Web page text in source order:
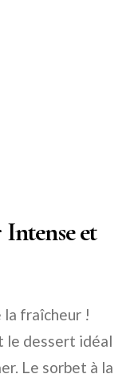
et
la fraîcheur !
le dessert idéal
Le sorbet à la